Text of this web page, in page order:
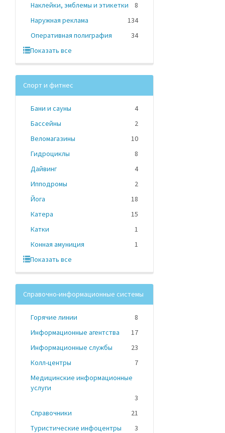
Наклейки, эмблемы и этикетки
8
Наружная реклама
134
Оперативная полиграфия
34
Показать все
Спорт и фитнес
Бани и сауны
4
Бассейны
2
Веломагазины
10
Гидроциклы
8
Дайвинг
4
Ипподромы
2
Йога
18
Катера
15
Катки
1
Конная амуниция
1
Показать все
Справочно-информационные системы
Горячие линии
8
Информационные агентства
17
Информационные службы
23
Колл-центры
7
Медицинские информационные
услуги
3
Справочники
21
Туристические инфоцентры
3